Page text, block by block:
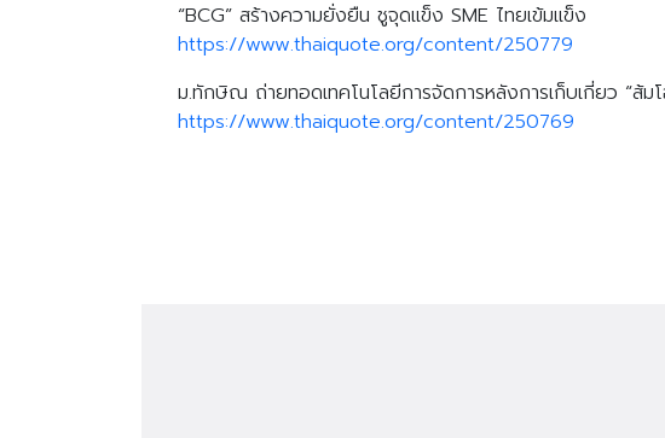
“BCG” สร้างความยั่งยืน ชูจุดแข็ง SME ไทยเข้มแข็ง
https://www.thaiquote.org/content/250779
ม.ทักษิณ ถ่ายทอดเทคโนโลยีการจัดการหลังการเก็บเกี่ยว “
https://www.thaiquote.org/content/250769